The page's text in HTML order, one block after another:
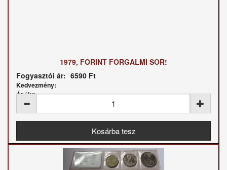
1979, FORINT FORGALMI SOR!
Fogyasztói ár: 6590 Ft
Kedvezmény:
Ár / kg: